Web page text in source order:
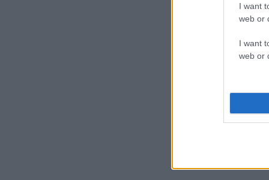
I want
web or
I want
web or